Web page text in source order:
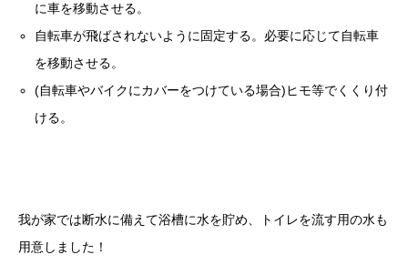
に車を移動させる。
自転車が飛ばされないように固定する。必要に応じて自転車
を移動させる。
(自転車やバイクにカバーをつけている場合)ヒモ等でくくり付
ける。
我が家では断水に備えて浴槽に水を貯め、トイレを流す用の水も
用意しました！